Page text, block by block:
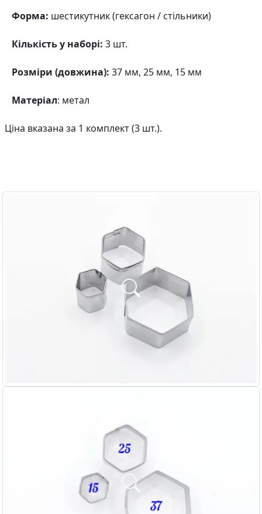
Форма: шестикутник (гексагон / стільники)
Кількість у наборі: 3 шт.
Розміри (довжина): 37 мм, 25 мм, 15 мм
Матеріал: метал
Ціна вказана за 1 комплект (3 шт.).